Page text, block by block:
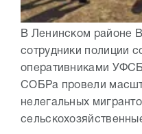
В Ленинском районе
сотрудники полиции
оперативниками
СОБРа провели
нелегальных